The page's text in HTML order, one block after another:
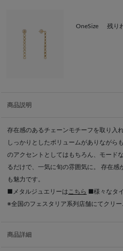
OneSize 残り
商品説明
存在感のあるチェーンモチーフを取り入
しっかりとしたボリュームがありながら
のアクセントとしてはもちろん、モード
るだけで、一気に旬の雰囲気に。 存在
も魅力です。
■メタルジュエリーは こちら ■様々なタ
※全国のフェスタリア系列店舗にてクリ
商品詳細